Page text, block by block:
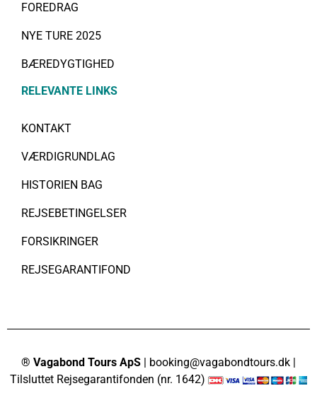
FOREDRAG
NYE TURE 2025
BÆREDYGTIGHED
RELEVANTE LINKS
KONTAKT
VÆRDIGRUNDLAG
HISTORIEN BAG
REJSEBETINGELSER
FORSIKRINGER
REJSEGARANTIFOND
® Vagabond Tours ApS
| booking@vagabondtours.dk |
Tilsluttet Rejsegarantifonden (nr. 1642)